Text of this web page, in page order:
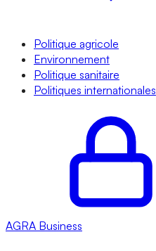
Politique agricole
Environnement
Politique sanitaire
Politiques internationales
AGRA Business